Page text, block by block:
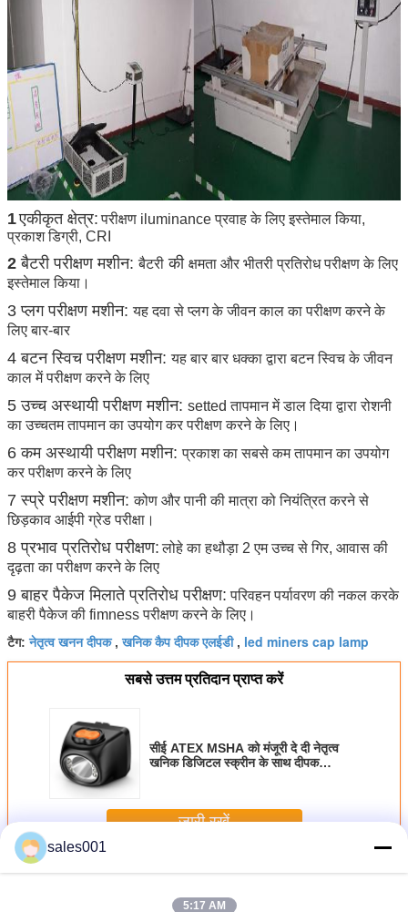
1एकीकृत क्षेत्र: परीक्षण iluminance प्रवाह के लिए इस्तेमाल किया,
प्रकाश डिग्री, CRI
2 बैटरी परीक्षण मशीन:बैटरी की क्षमता और भीतरी प्रतिरोध परीक्षण के लिए
इस्तेमाल किया।
3 प्लग परीक्षण मशीन:यह दवा से प्लग के जीवन काल का परीक्षण करने के
लिए बार-बार
4 बटन स्विच परीक्षण मशीन:यह बार बार धक्का द्वारा बटन स्विच के जीवन
काल में परीक्षण करने के लिए
5 उच्च अस्थायी परीक्षण मशीन: setted तापमान में डाल दिया द्वारा रोशनी
का उच्चतम तापमान का उपयोग कर परीक्षण करने के लिए।
6 कम अस्थायी परीक्षण मशीन:प्रकाश का सबसे कम तापमान का उपयोग
कर परीक्षण करने के लिए
7 स्प्रे परीक्षण मशीन:कोण और पानी की मात्रा को नियंत्रित करने से
छिड़काव आईपी ग्रेड परीक्षा।
8 प्रभाव प्रतिरोध परीक्षण: लोहे का हथौड़ा 2 एम उच्च से गिर, आवास की
दृढ़ता का परीक्षण करने के लिए
9 बाहर पैकेज मिलाते प्रतिरोध परीक्षण: परिवहन पर्यावरण की नकल करके
बाहरी पैकेज की fimness परीक्षण करने के लिए।
टैग:नेतृत्व खनन दीपक,खनिक कैप दीपक एलईडी, led miners cap lamp
सबसे उत्तम प्रतिदान प्राप्त करें
सीई ATEX MSHA को मंजूरी दे दी नेतृत्व
खनिक डिजिटल स्क्रीन के साथ दीपक
जारी रखें
अधिकएलईडी खनन प्रकाश
sales001
5:17 AM